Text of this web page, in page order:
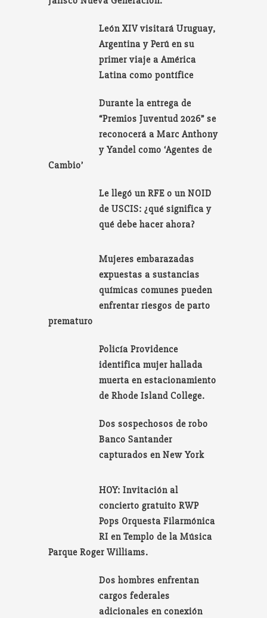
León XIV visitará Uruguay,
Argentina y Perú en su
primer viaje a América
Latina como pontífice
Durante la entrega de
“Premios Juventud 2026” se
reconocerá a Marc Anthony
y Yandel como ‘Agentes de
Cambio’
Le llegó un RFE o un NOID
de USCIS: ¿qué significa y
qué debe hacer ahora?
Mujeres embarazadas
expuestas a sustancias
químicas comunes pueden
enfrentar riesgos de parto
prematuro
Policía Providence
identifica mujer hallada
muerta en estacionamiento
de Rhode Island College.
Dos sospechosos de robo
Banco Santander
capturados en New York
HOY: Invitación al
concierto gratuito RWP
Pops Orquesta Filarmónica
RI en Templo de la Música
Parque Roger Williams.
Dos hombres enfrentan
cargos federales
adicionales en conexión